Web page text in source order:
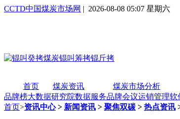
CCTD中国煤炭市场网 | 2026-08-08 05:07 星期六
首页 煤炭资讯 煤炭市场分析
品牌榜大数据研究院数据服务品牌会议运销管理软
首页>资讯中心> 新闻资讯 > 聚焦双碳 > 热点资讯